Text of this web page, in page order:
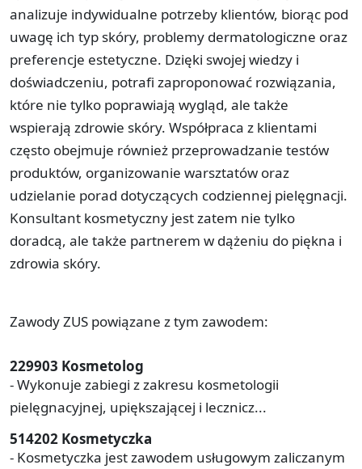
analizuje indywidualne potrzeby klientów, biorąc pod
uwagę ich typ skóry, problemy dermatologiczne oraz
preferencje estetyczne. Dzięki swojej wiedzy i
doświadczeniu, potrafi zaproponować rozwiązania,
które nie tylko poprawiają wygląd, ale także
wspierają zdrowie skóry. Współpraca z klientami
często obejmuje również przeprowadzanie testów
produktów, organizowanie warsztatów oraz
udzielanie porad dotyczących codziennej pielęgnacji.
Konsultant kosmetyczny jest zatem nie tylko
doradcą, ale także partnerem w dążeniu do piękna i
zdrowia skóry.
Zawody ZUS powiązane z tym zawodem:
229903 Kosmetolog
- Wykonuje zabiegi z zakresu kosmetologii
pielęgnacyjnej, upiększającej i lecznicz...
514202 Kosmetyczka
- Kosmetyczka jest zawodem usługowym zaliczanym